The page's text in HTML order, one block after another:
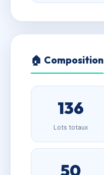
🏠 Composition
136
Lots totaux
50